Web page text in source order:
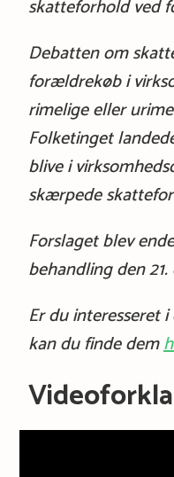
skatteforhold ved
Debatten om
forældrekøb i
rimelige eller
Folketinget
blive i
skærpede
Forslaget blev
behandling den
Er du interesseret
kan du finde dem